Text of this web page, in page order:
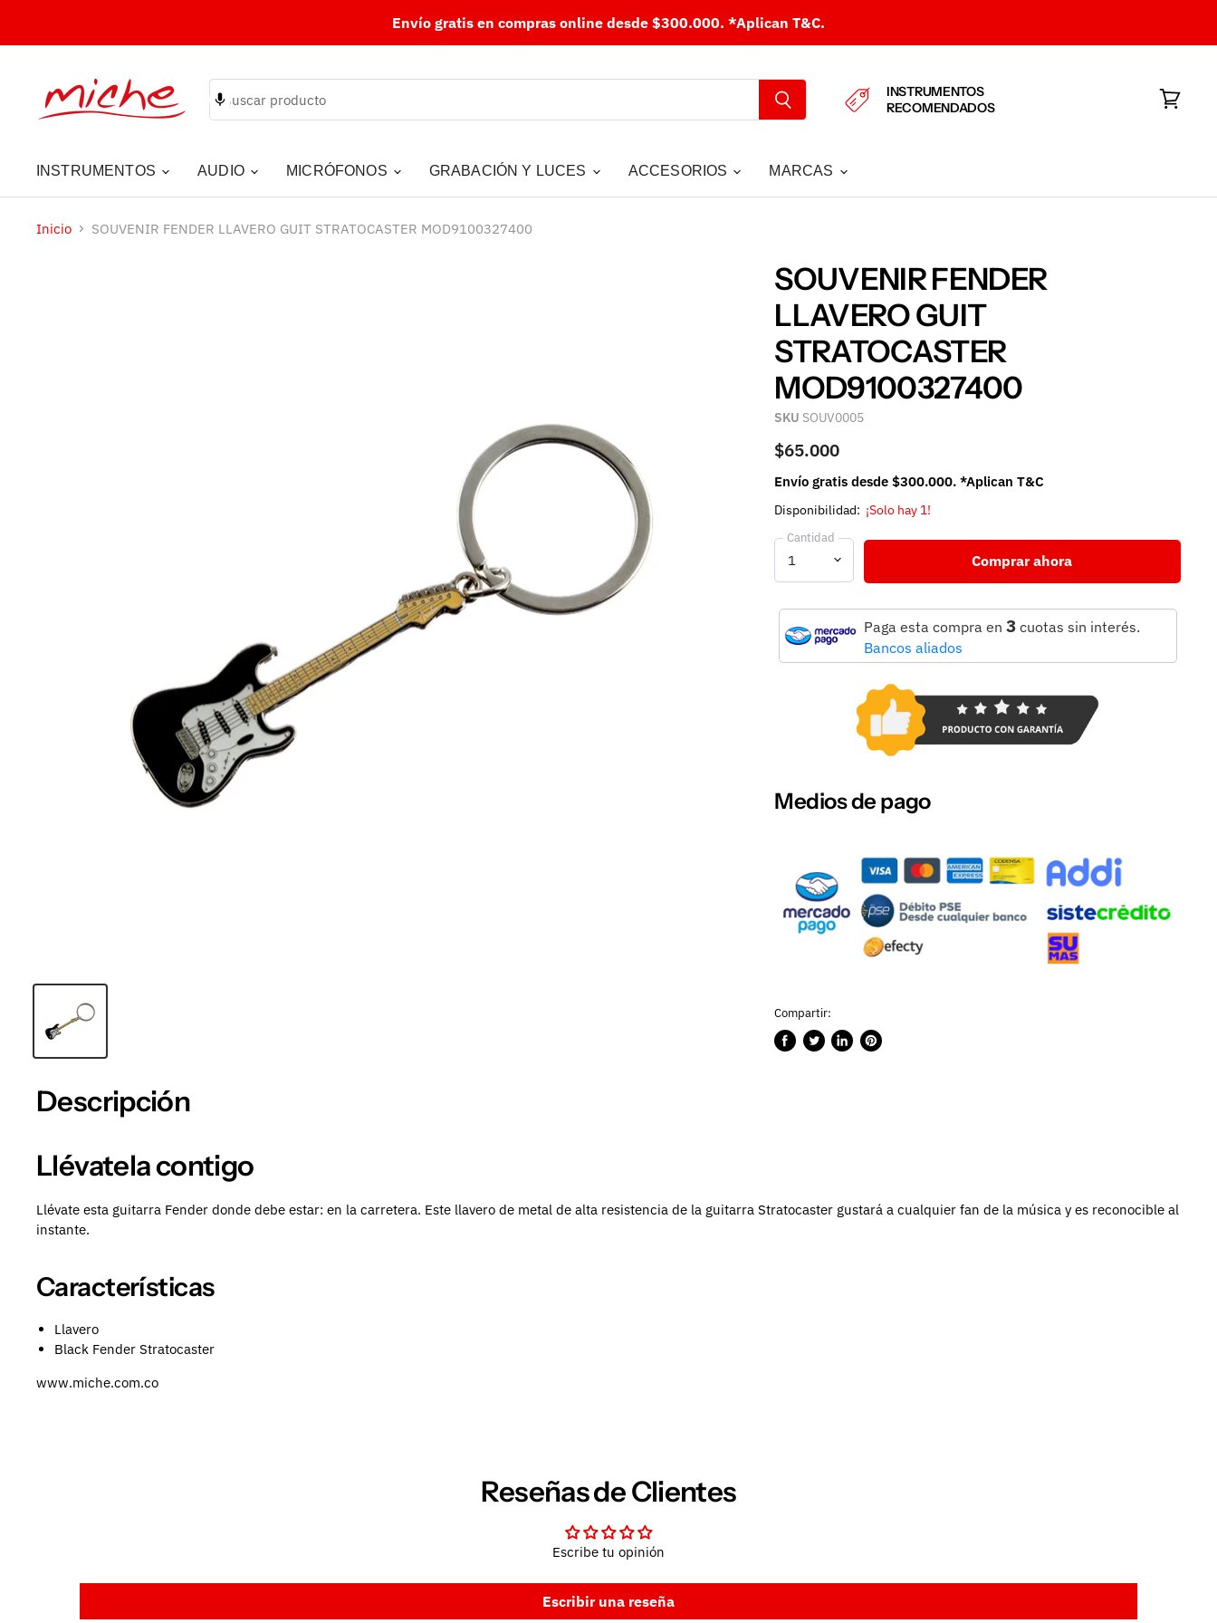
Envío gratis en compras online desde $300.000. *Aplican T&C.
INSTRUMENTOS
RECOMENDADOS
INSTRUMENTOS AUDIO MICRÓFONOS GRABACIÓN Y LUCES ACCESORIOS MARCAS
Inicio SOUVENIR FENDER LLAVERO GUIT STRATOCASTER MOD9100327400
SOUVENIR FENDER
LLAVERO GUIT
STRATOCASTER
MOD9100327400
SKU SOUV0005
$65.000
Envío gratis desde $300.000. *Aplican T&C
Disponibilidad: ¡Solo hay 1!
Cantidad
Comprar ahora
Paga esta compra en 3cuotas sin interés.
Bancos aliados
Medios de pago
Compartir:
CompartirPublicarCompartirGuardar
Descripción
Llévatela contigo
Llévate esta guitarra Fender donde debe estar: en la carretera. Este llavero de metal de alta resistencia de la guitarra Stratocaster gustará a cualquier fan de la música y es reconocible al
instante.
Características
Llavero
Black Fender Stratocaster
www.miche.com.co
Reseñas de Clientes
Escribe tu opinión
Escribir una reseña